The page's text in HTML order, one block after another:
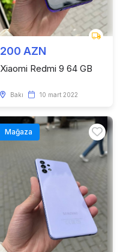
200 AZN
Xiaomi Redmi 9 64 GB
Bakı 10 mart 2022
Mağaza